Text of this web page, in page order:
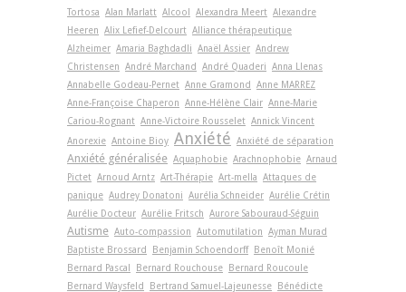
Tortosa Alan Marlatt Alcool Alexandra Meert Alexandre
Heeren Alix Lefief-Delcourt Alliance thérapeutique
Alzheimer Amaria Baghdadli Anaël Assier Andrew
Christensen André Marchand André Quaderi Anna Llenas
Annabelle Godeau-Pernet Anne Gramond Anne MARREZ
Anne-Françoise Chaperon Anne-Hélène Clair Anne-Marie
Cariou-Rognant Anne-Victoire Rousselet Annick Vincent
Anorexie Antoine Bioy Anxiété Anxiété de séparation
Anxiété généralisée Aquaphobie Arachnophobie Arnaud
Pictet Arnoud Arntz Art-Thérapie Art-­mella Attaques de
panique Audrey Donatoni Aurélia Schneider Aurélie Crétin
Aurélie Docteur Aurélie Fritsch Aurore Sabouraud-Séguin
Autisme Auto-compassion Automutilation Ayman Murad
Baptiste Brossard
Benjamin Schoendorff Benoît Monié
Bernard Pascal
Bernard Rouchouse Bernard Roucoule
Bernard Waysfeld
Bertrand Samuel-Lajeunesse Bénédicte